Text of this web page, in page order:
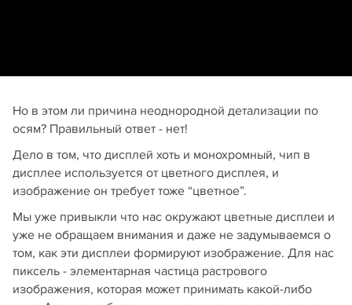
Но в этом ли причина неоднородной детализации по
осям? Правильный ответ - нет!
Дело в том, что дисплей хоть и монохромный, чип в
дисплее используется от цветного дисплея, и
изображение он требует тоже “цветное”.
Мы уже привыкли что нас окружают цветные дисплеи и
уже не обращаем внимания и даже не задумываемся о
том, как эти дисплеи формируют изображение. Для нас
пиксель - элементарная частица растрового
изображения, которая может принимать какой-либо